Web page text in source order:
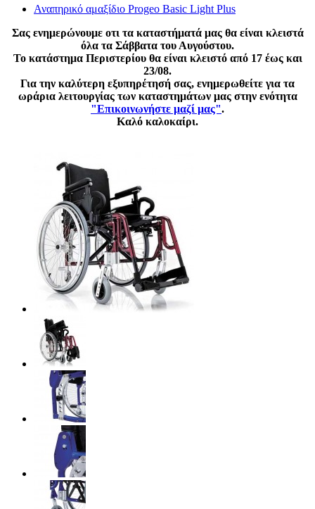
Αναπηρικό αμαξίδιο Progeo Basic Light Plus
Σας ενημερώνουμε οτι τα καταστήματά μας θα είναι κλειστά
όλα τα Σάββατα του Αυγούστου.
Το κατάστημα Περιστερίου θα είναι κλειστό από 17 έως και
23/08.
Για την καλύτερη εξυπηρέτησή σας, ενημερωθείτε για τα
ωράρια λειτουργίας των καταστημάτων μας στην ενότητα
"Επικοινωνήστε μαζί μας".
Καλό καλοκαίρι.